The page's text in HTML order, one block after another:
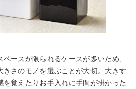
ペースが限られるケースが多いため、
さのモノを選ぶことが大切。大きす
を覚えたりお手入れに手間が掛かった